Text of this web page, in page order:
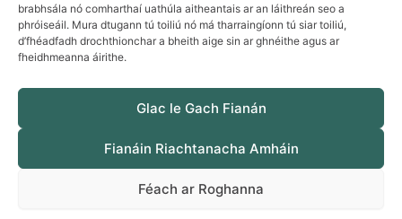
brabhsála nó comharthaí uathúla aitheantais ar an láithreán seo a
phróiseáil. Mura dtugann tú toiliú nó má tharraingíonn tú siar toiliú,
d’fhéadfadh drochthionchar a bheith aige sin ar ghnéithe agus ar
fheidhmeanna áirithe.
Glac le Gach Fianán
Fianáin Riachtanacha Amháin
Féach ar Roghanna
Polasaí maidir le Fianáin
Polasaí Príobháideachais